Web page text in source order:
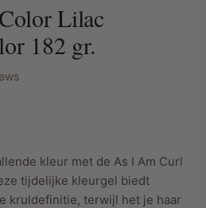
Lilac
182 gr.
kleur met de As I Am Curl
tijdelijke kleurgel biedt
kruldefinitie, terwijl het je haar